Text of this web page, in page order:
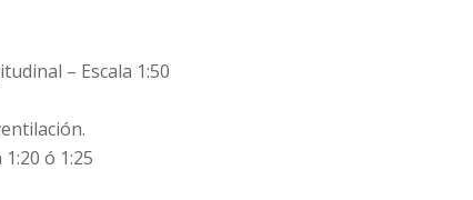
– Escala 1:50
ó 1:25